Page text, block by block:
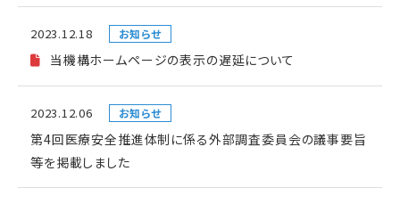
2023.12.18 お知らせ
当機構ホームページの表示の遅延について
2023.12.06 お知らせ
第4回医療安全推進体制に係る外部調査委員会の議事要旨
等を掲載しました